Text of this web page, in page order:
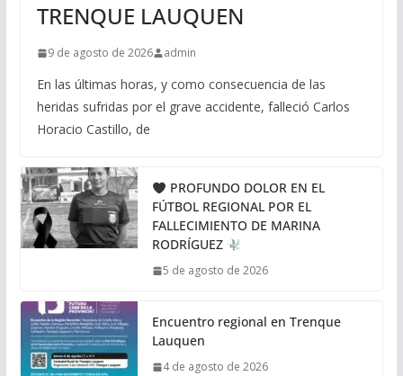
TRENQUE LAUQUEN
9 de agosto de 2026 admin
En las últimas horas, y como consecuencia de las
heridas sufridas por el grave accidente, falleció Carlos
Horacio Castillo, de
PROFUNDO DOLOR EN EL
FÚTBOL REGIONAL POR EL
FALLECIMIENTO DE MARINA
RODRÍGUEZ
5 de agosto de 2026
Encuentro regional en Trenque
Lauquen
4 de agosto de 2026